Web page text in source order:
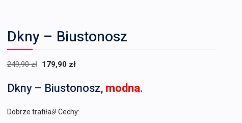
Dkny – Biustonosz
249,90zł Pierwotna
wynosiła:
179,90 zł
wynosi:
Dkny – Biustonosz,modna.
Dobrze trafiłaś! Cechy: